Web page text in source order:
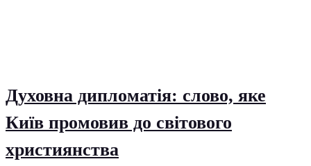
Духовна дипломатія: слово, яке
Київ промовив до світового
християнства